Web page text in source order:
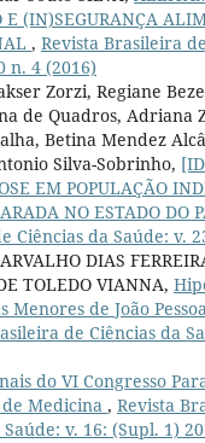
E (IN)SEGURANÇA
, Revista Brasileira
n. 4 (2016)
Zorzi, Regiane
de Quadros, Adriana
Betina Mendez
Silva-Sobrinho,
EM POPULAÇÃO
NO ESTADO DO
Ciências da Saúde: v.
DIAS
TOLEDO VIANNA,
Menores de João
de Ciências da
do VI Congresso
Medicina , Revista
v. 16: (Supl. 1)